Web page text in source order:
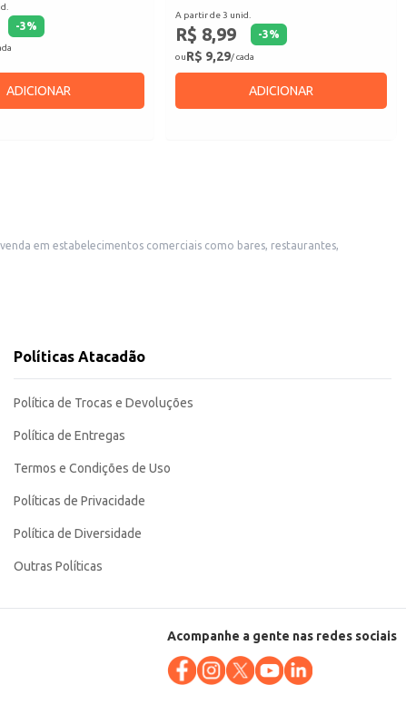
-3%
ADICIONAR
A partir de 3 unid.
R$ 8,99 -3%
ouR$ 9,29/ cada
ADICIONAR
garante praticidade no manuseio e transporte. A embalagem
Políticas Atacadão
Política de Trocas e Devoluções
Política de Entregas
Termos e Condições de Uso
Políticas de Privacidade
Política de Diversidade
Outras Políticas
Acompanhe a gente nas redes sociais